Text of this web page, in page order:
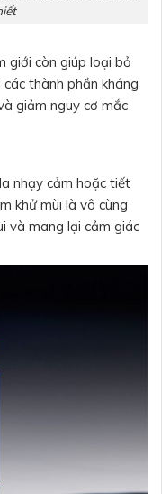
giới còn giúp loại bỏ
thành phần kháng
giảm nguy cơ mắc
nhạy cảm hoặc tiết
khử mùi là vô cùng
và mang lại cảm giác